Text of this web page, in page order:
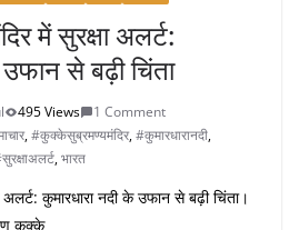
में सुरक्षा अलर्ट:
से बढ़ी चिंता
495 Views
1 Comment
,#कुक्केसुब्रमण्यमंदिर,#कुमारधारानदी,
,भारत
कुमारधारा नदी के उफान से बढ़ी चिंता।
कुक्के